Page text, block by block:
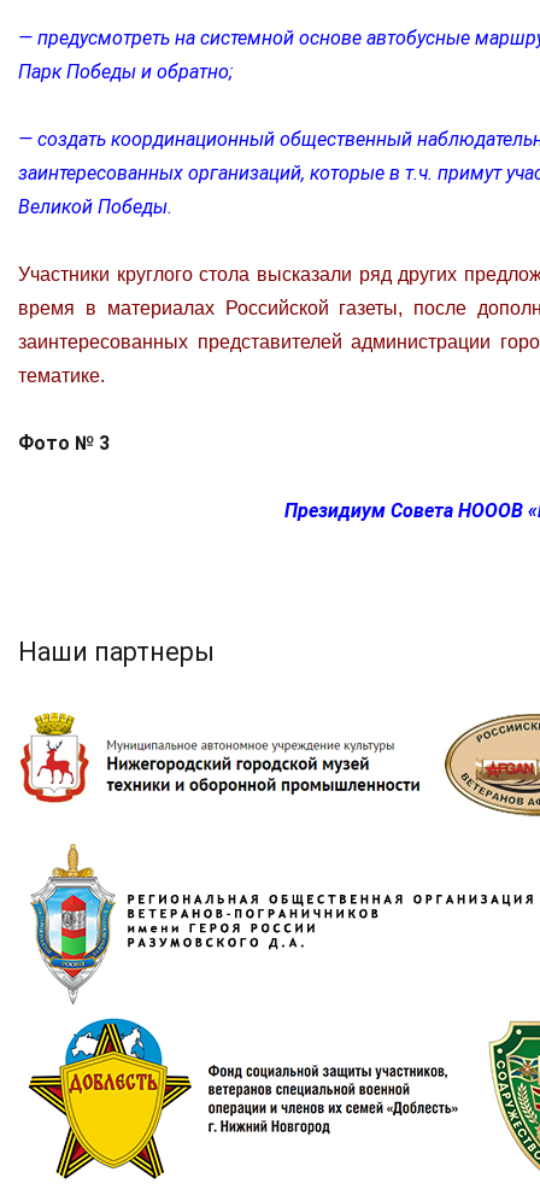
— предусмотреть на системной основе автобусные
Парк Победы и обратно;
— создать координационный общественный
заинтересованных организаций, которые в т.ч. примут
Великой Победы.
Участники круглого стола высказали ряд других
время в материалах Российской газеты, после
заинтересованных представителей администрации
тематике.
Фото № 3
Президиум Совета НОООВ
Наши партнеры